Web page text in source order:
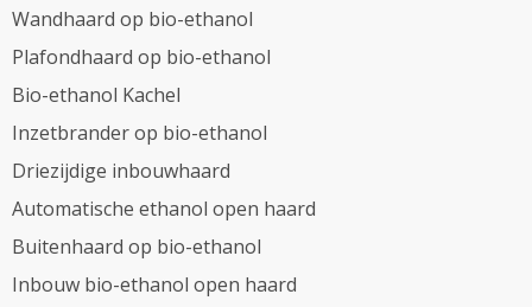
Wandhaard op bio-ethanol
Plafondhaard op bio-ethanol
Bio-ethanol Kachel
Inzetbrander op bio-ethanol
Driezijdige inbouwhaard
Automatische ethanol open haard
Buitenhaard op bio-ethanol
Inbouw bio-ethanol open haard